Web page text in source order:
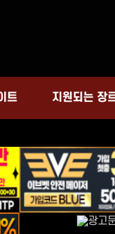
트 지원되는 장